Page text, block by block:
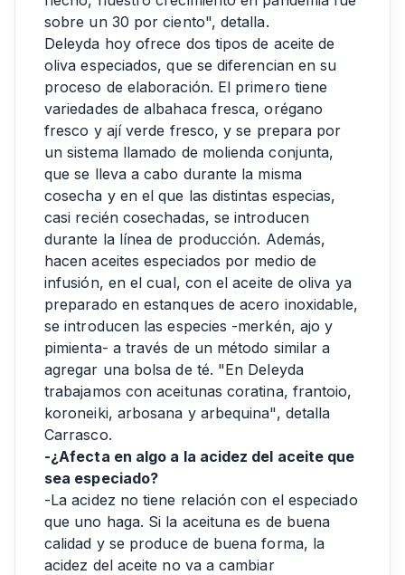
sobre un 30 por ciento", detalla.
Deleyda hoy ofrece dos tipos de aceite de
oliva especiados, que se diferencian en su
proceso de elaboración. El primero tiene
variedades de albahaca fresca, orégano
fresco y ají verde fresco, y se prepara por
un sistema llamado de molienda conjunta,
que se lleva a cabo durante la misma
cosecha y en el que las distintas especias,
casi recién cosechadas, se introducen
durante la línea de producción. Además,
hacen aceites especiados por medio de
infusión, en el cual, con el aceite de oliva ya
preparado en estanques de acero inoxidable,
se introducen las especies -merkén, ajo y
pimienta- a través de un método similar a
agregar una bolsa de té. "En Deleyda
trabajamos con aceitunas coratina, frantoio,
koroneiki, arbosana y arbequina", detalla
Carrasco.
-¿Afecta en algo a la acidez del aceite que
sea especiado?
-La acidez no tiene relación con el especiado
que uno haga. Si la aceituna es de buena
calidad y se produce de buena forma, la
acidez del aceite no va a cambiar